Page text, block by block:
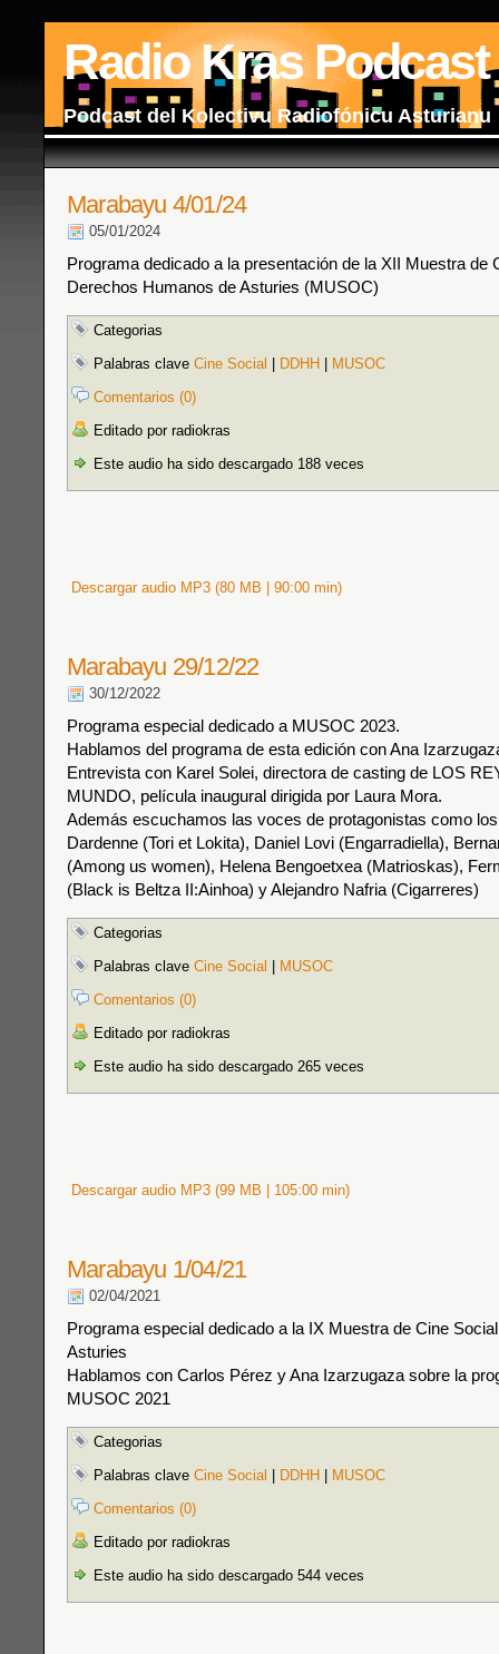
Radio Kras Podcast
Podcast del Kolectivu Radiofónicu Asturianu
Marabayu 4/01/24
05/01/2024
Programa dedicado a la presentación de la XII Muestra de
Derechos Humanos de Asturies (MUSOC)
Categorias
Palabras clave Cine Social DDHH
MUSOC
Comentarios (0)
Editado por radiokras
Este audio ha sido descargado 188 veces
Descargar audio MP3 (80 MB | 90:00 min)
Marabayu 29/12/22
30/12/2022
Programa especial dedicado a MUSOC 2023.
Hablamos del programa de esta edición con Ana
Entrevista con Karel Solei, directora de casting de LOS
MUNDO, película inaugural dirigida por Laura Mora.
Además escuchamos las voces de protagonistas como
Dardenne (Tori et Lokita), Daniel Lovi (Engarradiella),
(Among us women), Helena Bengoetxea (Matrioskas),
(Black is Beltza II:Ainhoa) y Alejandro Nafria (Cigarreres)
Categorias
Palabras clave Cine Social
MUSOC
Comentarios (0)
Editado por radiokras
Este audio ha sido descargado 265 veces
Descargar audio MP3 (99 MB | 105:00 min)
Marabayu 1/04/21
02/04/2021
Programa especial dedicado a la IX Muestra de Cine
Asturies
Hablamos con Carlos Pérez y Ana Izarzugaza sobre la
MUSOC 2021
Categorias
Palabras clave Cine Social DDHH
MUSOC
Comentarios (0)
Editado por radiokras
Este audio ha sido descargado 544 veces